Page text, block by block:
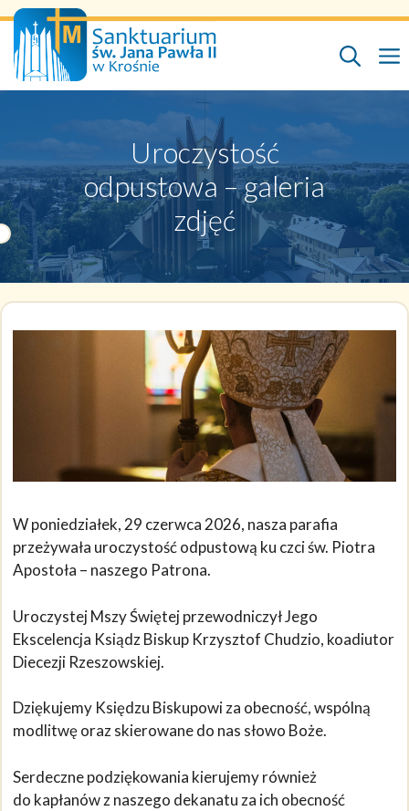
Przejdź
do
treści
Uroczystość
odpustowa – galeria
zdjęć
W poniedziałek, 29 czerwca 2026, nasza parafia
przeżywała uroczystość odpustową ku czci św. Piotra
Apostoła – naszego Patrona.
Uroczystej Mszy Świętej przewodniczył Jego
Ekscelencja Ksiądz Biskup Krzysztof Chudzio, koadiutor
Diecezji Rzeszowskiej.
Dziękujemy Księdzu Biskupowi za obecność, wspólną
modlitwę oraz skierowane do nas słowo Boże.
Serdeczne podziękowania kierujemy również
do kapłanów z naszego dekanatu za ich obecność